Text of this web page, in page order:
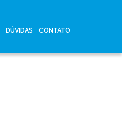
DÚVIDAS CONTATO